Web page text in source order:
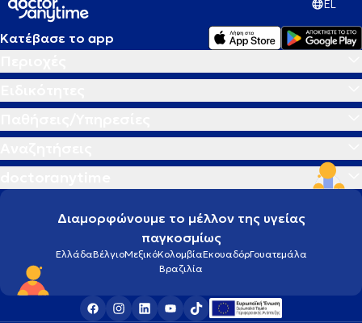
EL
Κατέβασε το app
Διαμορφώνουμε το μέλλον της υγείας
παγκοσμίως
ΕλλάδαΒέλγιοΜεξικόΚολομβίαΕκουαδόρΓουατεμάλα
Βραζιλία